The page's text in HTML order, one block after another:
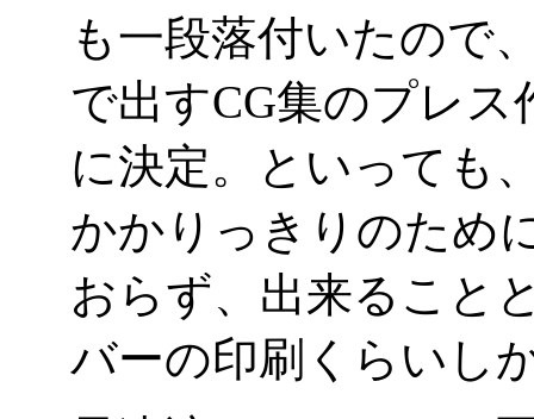
も一段落付いたので
で出すCG集のプレ
に決定。といっても
かかりっきりのため
おらず、出来ること
バーの印刷くらいし